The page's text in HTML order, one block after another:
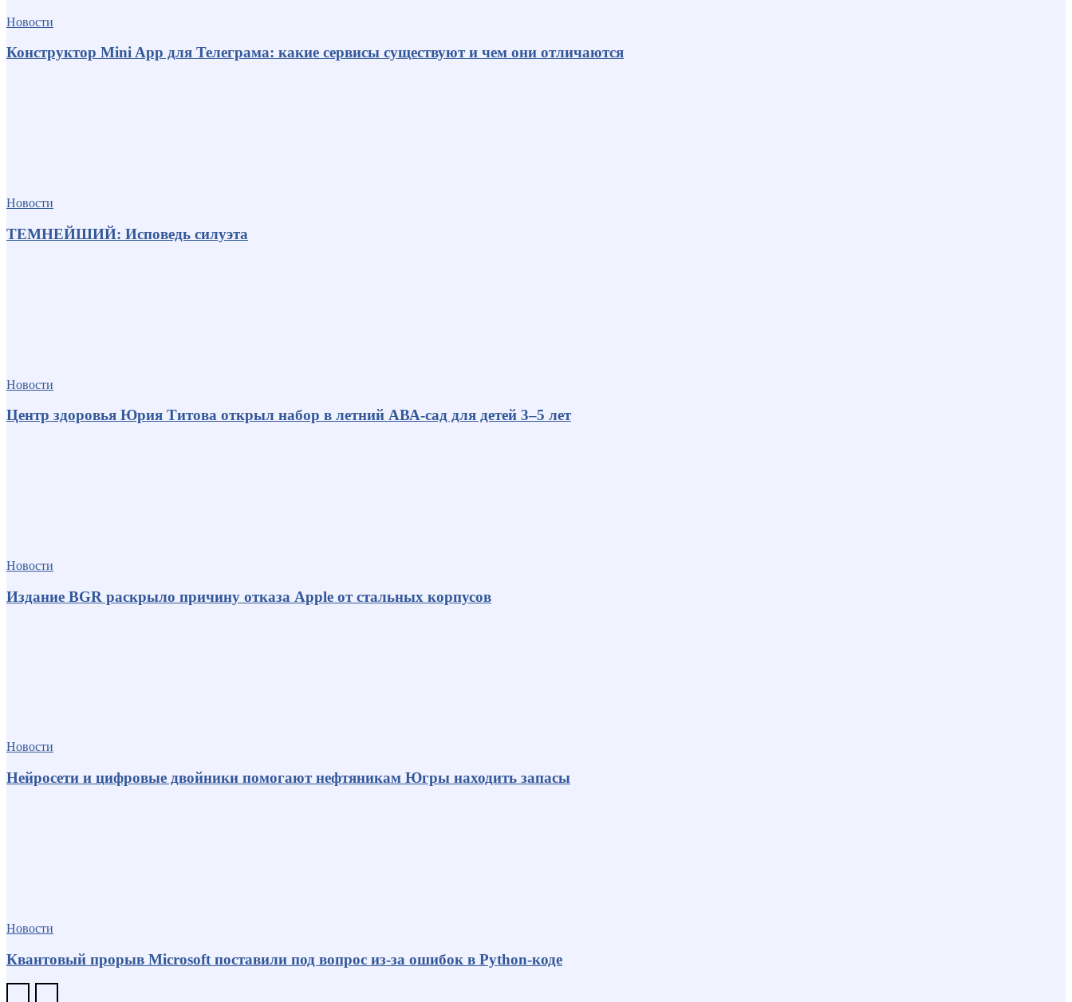
Новости
Конструктор Mini App для Телеграма: какие сервисы существуют и чем они отличаются
Новости
ТЕМНЕЙШИЙ: Исповедь силуэта
Новости
Центр здоровья Юрия Титова открыл набор в летний АВА-сад для детей 3–5 лет
Новости
Издание BGR раскрыло причину отказа Apple от стальных корпусов
Новости
Нейросети и цифровые двойники помогают нефтяникам Югры находить запасы
Новости
Квантовый прорыв Microsoft поставили под вопрос из-за ошибок в Python-коде